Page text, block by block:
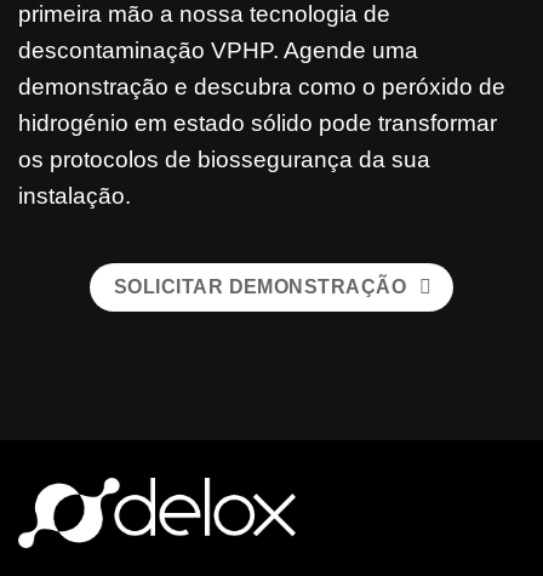
primeira mão a nossa tecnologia de
descontaminação VPHP. Agende uma
demonstração e descubra como o peróxido de
hidrogénio em estado sólido pode transformar
os protocolos de biossegurança da sua
instalação.
SOLICITAR DEMONSTRAÇÃO